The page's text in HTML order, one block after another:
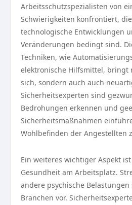
Arbeitsschutzspezialisten von
Schwierigkeiten konfrontiert,
technologische Entwicklungen
Veränderungen bedingt sind.
Techniken, wie
elektronische Hilfsmittel, bringt
sich, sondern auch auch
Sicherheitsexperten sind
Bedrohungen erkennen und
Sicherheitsmaßnahmen
Wohlbefinden der Angestellten
Ein weiteres wichtiger Aspekt
Gesundheit am Arbeitsplatz.
andere psychische
Branchen vor.